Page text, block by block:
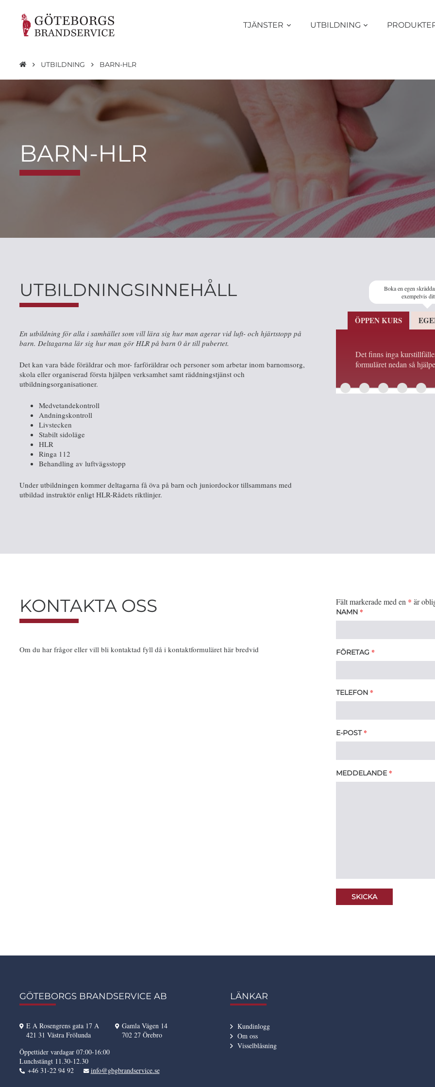
TJÄNSTER UTBILDNING
UTBILDNING BARN-HLR
BARN-HLR
UTBILDNINGSINNEHÅLL
En utbildning för alla i samhället som vill lära sig hur man agerar vid luft- och hjärtstopp på
barn. Deltagarna lär sig hur man gör HLR på barn 0 år till pubertet.
Det kan vara både föräldrar och mor- farföräldrar och personer som arbetar inom barnomsorg,
skola eller organiserad första hjälpen verksamhet samt räddningstjänst och
utbildningsorganisationer.
Medvetandekontroll
Andningskontroll
Livstecken
Stabilt sidoläge
HLR
Ringa 112
Behandling av luftvägsstopp
Under utbildningen kommer deltagarna få öva på barn och juniordockor tillsammans med
utbildad instruktör enligt HLR-Rådets riktlinjer.
Boka en egen
exempelvis
ÖPPEN KURS
Det finns inga
formuläret nedan så
KONTAKTA OSS
Om du har frågor eller vill bli kontaktad fyll då i kontaktformuläret här bredvid
Fält markerade med en * är
NAMN *
FÖRETAG *
TELEFON *
E-POST *
MEDDELANDE *
GÖTEBORGS BRANDSERVICE AB
E A Rosengrens gata 17 A
421 31 Västra Frölunda
Gamla Vägen 14
702 27 Örebro
Öppettider vardagar 07:00-16:00
Lunchstängt 11.30-12.30
+46 31-22 94 92
info@gbgbrandservice.se
LÄNKAR
Kundinlogg
Om oss
Visselblåsning